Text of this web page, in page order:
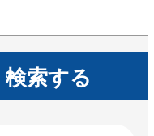
検索する